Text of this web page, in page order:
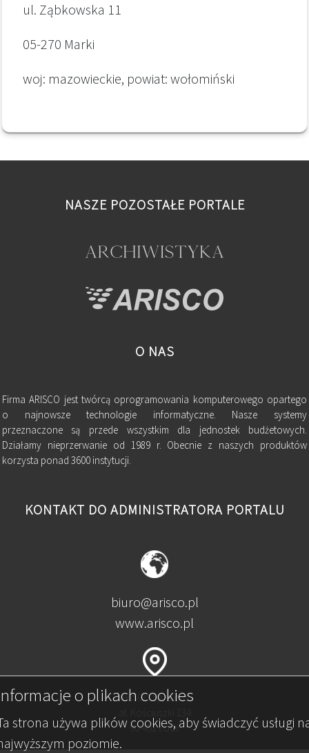
ul. Ząbkowska 11
05-270 Marki
woj: mazowieckie, powiat: wołomiński
o plikach cookies
strona używa plików cookies, aby świadczyć usługi
poziomie.
NASZE POZOSTAŁE PORTALE
O NAS
Firma ARISCO jest twórcą oprogramowania komputerowego opartego
o najnowsze technologie informatyczne. Nasze systemy
przeznaczone są przede wszystkim dla jednostek budżetowych.
Działamy nieprzerwanie od 1989 r. Obecnie z naszych produktów
korzysta ponad 3600 instytucji.
KONTAKT DO ADMINISTRATORA PORTALU
biuro@arisco.pl
www.arisco.pl
ARISCO Sp. z o.o.
90-451 Łódź